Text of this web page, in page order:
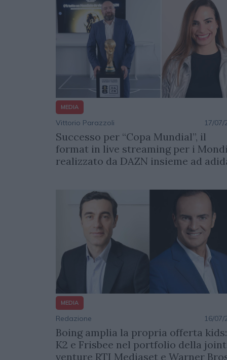
MEDIA
Vittorio Parazzoli 17/07/
Successo per “Copa Mundial”, il
format in live streaming per i
realizzato da DAZN insieme ad
MEDIA
Redazione 16/07/
Boing amplia la propria offerta kids:
K2 e Frisbee nel portfolio della
venture RTI Mediaset e Warner